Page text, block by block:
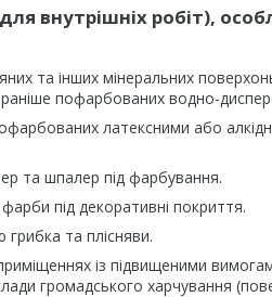
внутрішніх робіт),
та інших мінеральних
пофарбованих водно-
латексними або
та шпалер під фарбування.
під декоративні покриття.
та плісняви.
із підвищеними
громадського харчування